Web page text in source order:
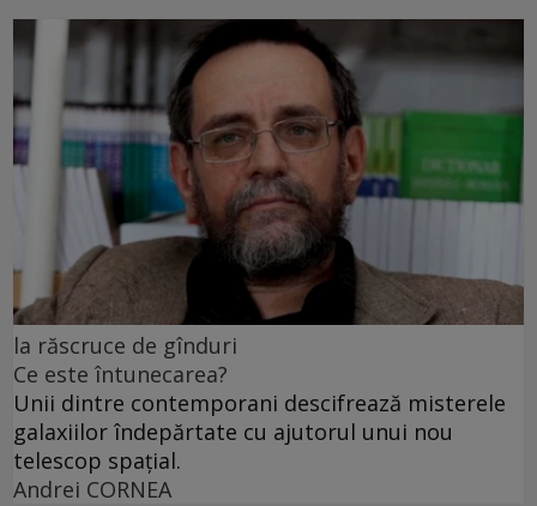
la răscruce de gînduri
Ce este întunecarea?
Unii dintre contemporani descifrează misterele
galaxiilor îndepărtate cu ajutorul unui nou
telescop spațial.
Andrei CORNEA